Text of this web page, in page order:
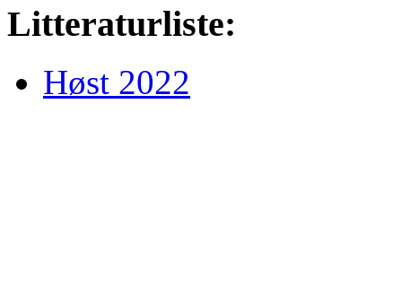
Litteraturliste:
Høst 2022